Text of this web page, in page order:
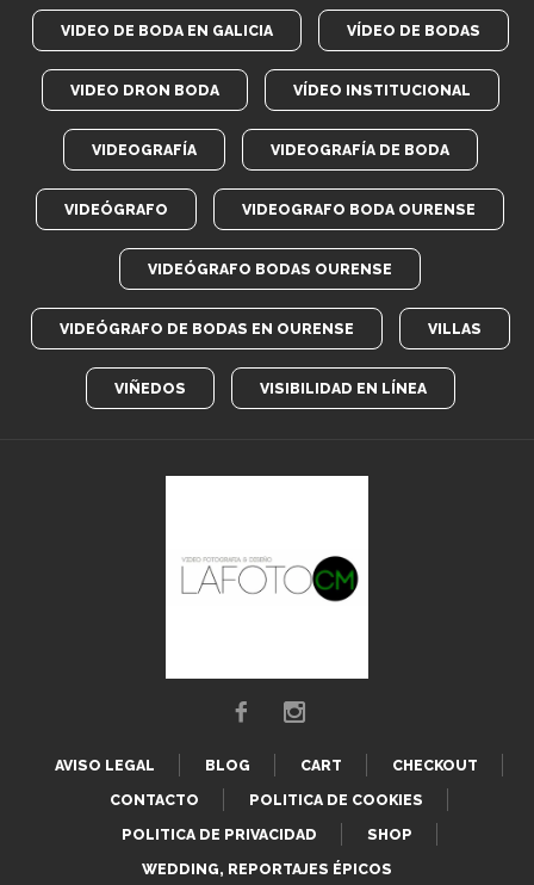
VIDEO DE BODA EN GALICIA VÍDEO DE BODAS
VIDEO DRON BODA VÍDEO INSTITUCIONAL
VIDEOGRAFÍA VIDEOGRAFÍA DE BODA
VIDEÓGRAFO VIDEOGRAFO BODA OURENSE
VIDEÓGRAFO BODAS OURENSE
VIDEÓGRAFO DE BODAS EN OURENSE VILLAS
VIÑEDOS VISIBILIDAD EN LÍNEA
AVISO LEGAL BLOG CART
CHECKOUT
CONTACTO
POLITICA DE COOKIES
POLITICA DE PRIVACIDAD
SHOP
WEDDING, REPORTAJES ÉPICOS